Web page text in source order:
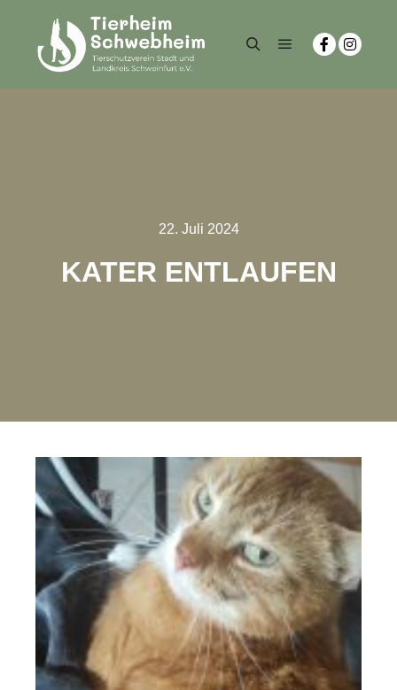
22. Juli 2024
KATER ENTLAUFEN